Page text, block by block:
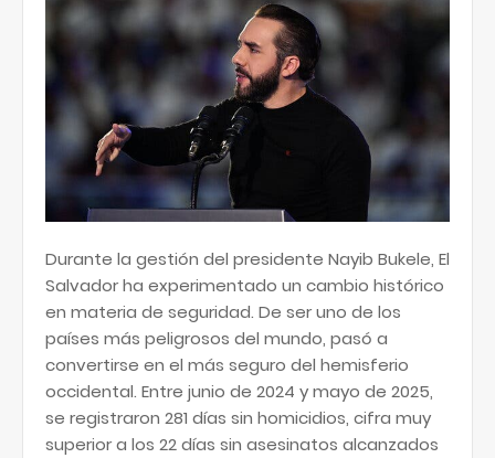
Durante la gestión del presidente Nayib Bukele, El
Salvador ha experimentado un cambio histórico
en materia de seguridad. De ser uno de los
países más peligrosos del mundo, pasó a
convertirse en el más seguro del hemisferio
occidental. Entre junio de 2024 y mayo de 2025,
se registraron 281 días sin homicidios, cifra muy
superior a los 22 días sin asesinatos alcanzados